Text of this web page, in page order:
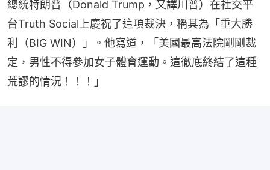
總統特朗普（Donald Trump，又譯川普）在社交平
台Truth Social上慶祝了這項裁決，稱其為「重大勝
利（BIG WIN）」。他寫道，「美國最高法院剛剛裁
定，男性不得參加女子體育運動。這徹底終結了這種
荒謬的情況！！！」